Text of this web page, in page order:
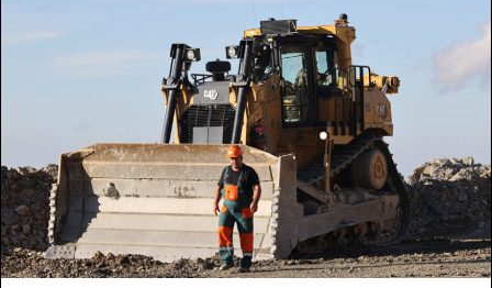
n
e
m
a
i
l